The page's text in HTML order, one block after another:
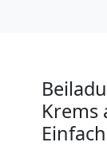
Krems
Einfach